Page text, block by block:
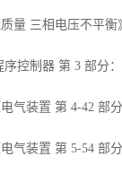
量 三相电压不平衡
序控制器 第 3 部分
气装置 第 4-42 部
气装置 第 5-54 部